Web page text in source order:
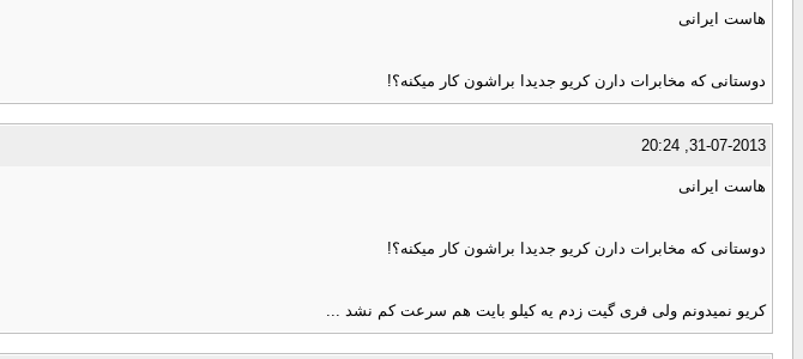
هاست ایرانی
دوستانی که مخابرات دارن کریو جدیدا براشون کار میکنه؟!
31-07-2013, 20:24
هاست ایرانی
دوستانی که مخابرات دارن کریو جدیدا براشون کار میکنه؟!
کریو نمیدونم ولی فری گیت زدم یه کیلو بایت هم سرعت کم نشد ...